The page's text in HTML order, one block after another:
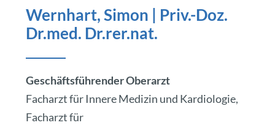
Wernhart, Simon | Priv.-Doz.
Dr.med. Dr.rer.nat.
Geschäftsführender Oberarzt
Facharzt für Innere Medizin und Kardiologie,
Facharzt für